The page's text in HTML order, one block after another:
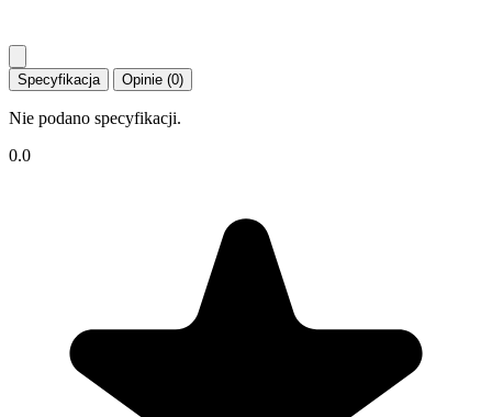
Specyfikacja Opinie (0)
Nie podano specyfikacji.
0.0